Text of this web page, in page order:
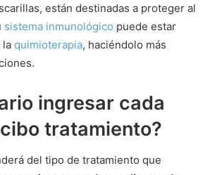
están destinadas a proteger al
sistema inmunológico puede estar
la quimioterapia, haciéndolo más
ingresar cada
tratamiento?
del tipo de tratamiento que